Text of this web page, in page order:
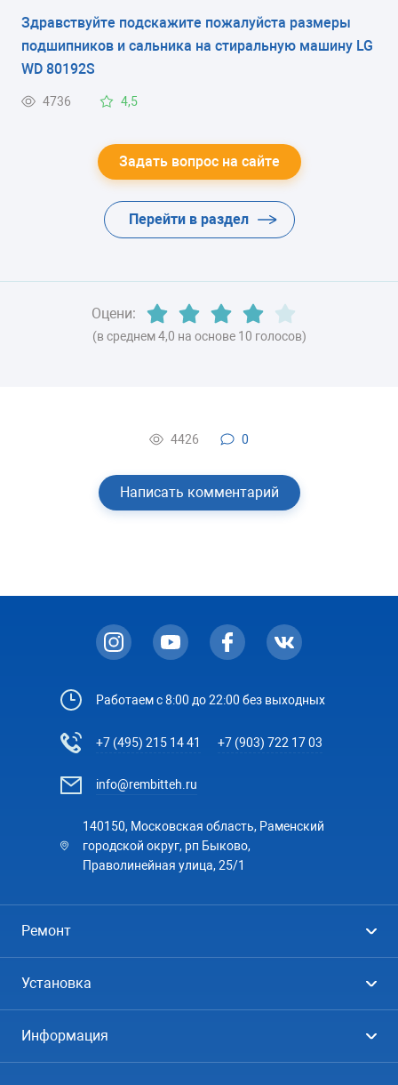
Здравствуйте подскажите пожалуйста размеры
подшипников и сальника на стиральную машину LG
WD 80192S
4736 4,5
Задать вопрос на сайте
Перейти в раздел
Оцени:
(в среднем 4,0 на основе 10 голосов)
4426 0
Написать комментарий
Работаем с 8:00 до 22:00 без выходных
+7 (495) 215 14 41 +7 (903) 722 17 03
info@rembitteh.ru
140150, Московская область, Раменский
городской округ, рп Быково,
Праволинейная улица, 25/1
Ремонт
Посудомоечные машины
Установка
Информация